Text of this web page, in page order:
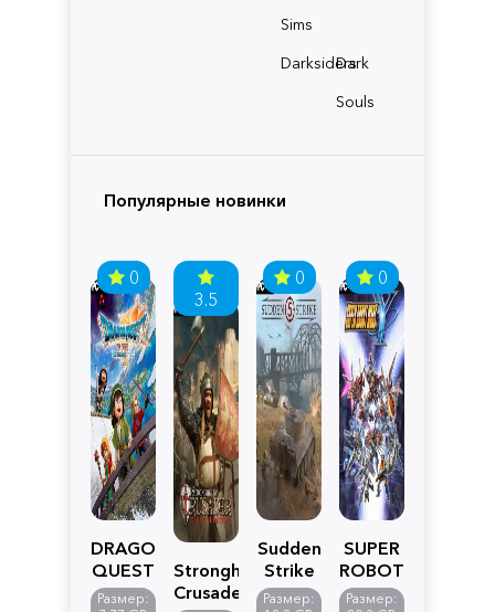
Sims
Darksiders
Dark
Souls
Популярные новинки
0
DRAGON
QUEST
VII
Размер:
3.5
Stronghold
Crusader:
0
Sudden
Strike
5
Размер:
0
SUPER
ROBOT
WARS
Размер: